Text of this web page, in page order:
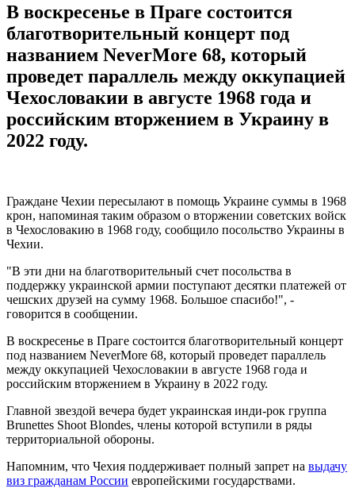
В воскресенье в Праге состоится
благотворительный концерт под
названием NeverMore 68, который
проведет параллель между оккупацией
Чехословакии в августе 1968 года и
российским вторжением в Украину в
2022 году.
Граждане Чехии пересылают в помощь Украине суммы в 1968
крон, напоминая таким образом о вторжении советских войск
в Чехословакию в 1968 году, сообщило посольство Украины в
Чехии.
"В эти дни на благотворительный счет посольства в
поддержку украинской армии поступают десятки платежей от
чешских друзей на сумму 1968. Большое спасибо!", -
говорится в сообщении.
В воскресенье в Праге состоится благотворительный концерт
под названием NeverMore 68, который проведет параллель
между оккупацией Чехословакии в августе 1968 года и
российским вторжением в Украину в 2022 году.
Главной звездой вечера будет украинская инди-рок группа
Brunettes Shoot Blondes, члены которой вступили в ряды
территориальной обороны.
Напомним, что Чехия поддерживает полный запрет на выдачу
виз гражданам России европейскими государствами.